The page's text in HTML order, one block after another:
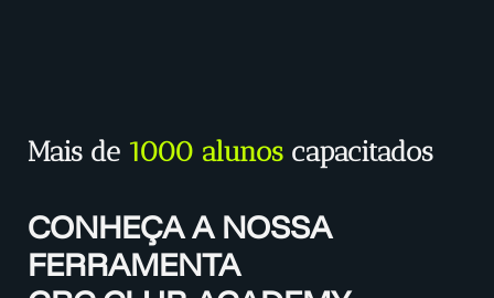
Mais de 1000 alunos capacitados
CONHEÇA A NOSSA
FERRAMENTA